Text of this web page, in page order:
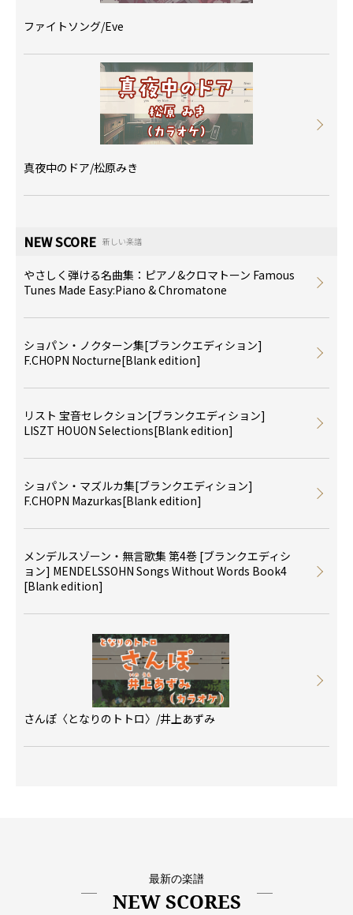
ファイトソング/Eve
真夜中のドア/松原みき
NEW SCORE 新しい楽譜
やさしく弾ける名曲集：ピアノ&クロマトーン Famous
Tunes Made Easy:Piano & Chromatone
ショパン・ノクターン集[ブランクエディション]
F.CHOPN Nocturne[Blank edition]
リスト 宝音セレクション[ブランクエディション]
LISZT HOUON Selections[Blank edition]
ショパン・マズルカ集[ブランクエディション]
F.CHOPN Mazurkas[Blank edition]
メンデルスゾーン・無言歌集 第4巻 [ブランクエディシ
ョン] MENDELSSOHN Songs Without Words Book4
[Blank edition]
さんぽ〈となりのトトロ〉/井上あずみ
最新の楽譜
NEW SCORES